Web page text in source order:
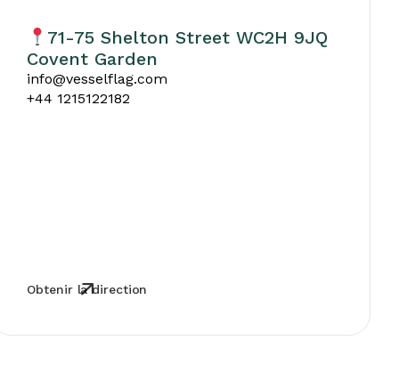
71-75 Shelton Street WC2H 9JQ
Covent Garden
info@vesselflag.com
+44 1215122182
Obtenir la direction